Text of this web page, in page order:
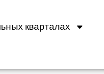
кварталах